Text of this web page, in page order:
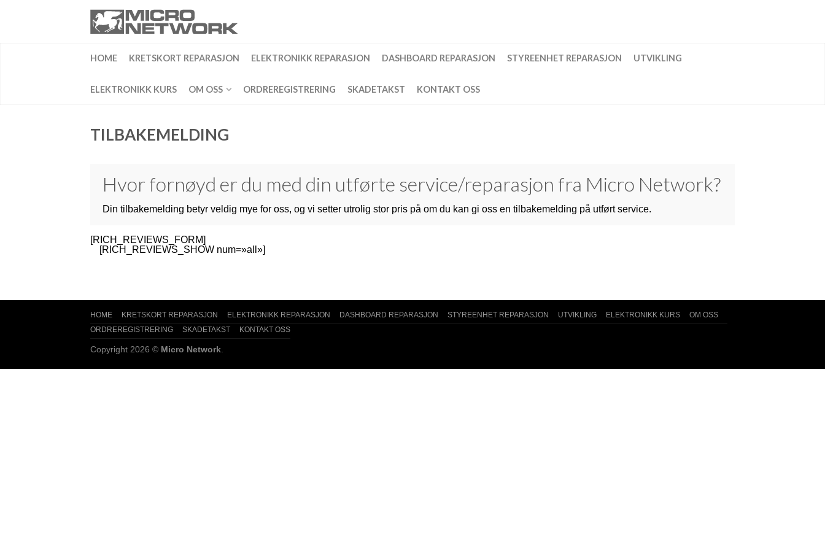
HOME KRETSKORT REPARASJON ELEKTRONIKK REPARASJON DASHBOARD REPARASJON STYREENHET REPARASJON UTVIKLING
ELEKTRONIKK KURS OM OSS ORDREREGISTRERING SKADETAKST KONTAKT OSS
TILBAKEMELDING
Hvor fornøyd er du med din utførte service/reparasjon fra Micro Network?
Din tilbakemelding betyr veldig mye for oss, og vi setter utrolig stor pris på om du kan gi oss en tilbakemelding på utført service.
[RICH_REVIEWS_FORM]
[RICH_REVIEWS_SHOW num=»all»]
HOME KRETSKORT REPARASJON ELEKTRONIKK REPARASJON DASHBOARD REPARASJON STYREENHET REPARASJON UTVIKLING ELEKTRONIKK KURS
OM OSS
ORDREREGISTRERING
SKADETAKST KONTAKT OSS
Copyright 2026 © Micro Network